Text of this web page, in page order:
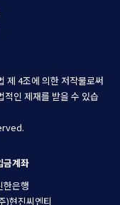
제 4조에 의한 저작물로써
인 제재를 받을 수 있습
금계좌
한은행
)현진씨엔티